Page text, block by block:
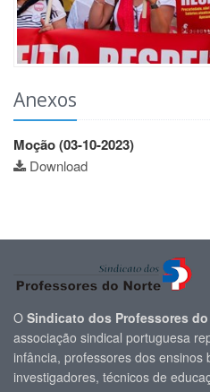
Anexos
Moção (03-10-2023)
Download
O Sindicato dos Professores
associação sindical portuguesa
infância, professores dos ensinos
investigadores, técnicos de